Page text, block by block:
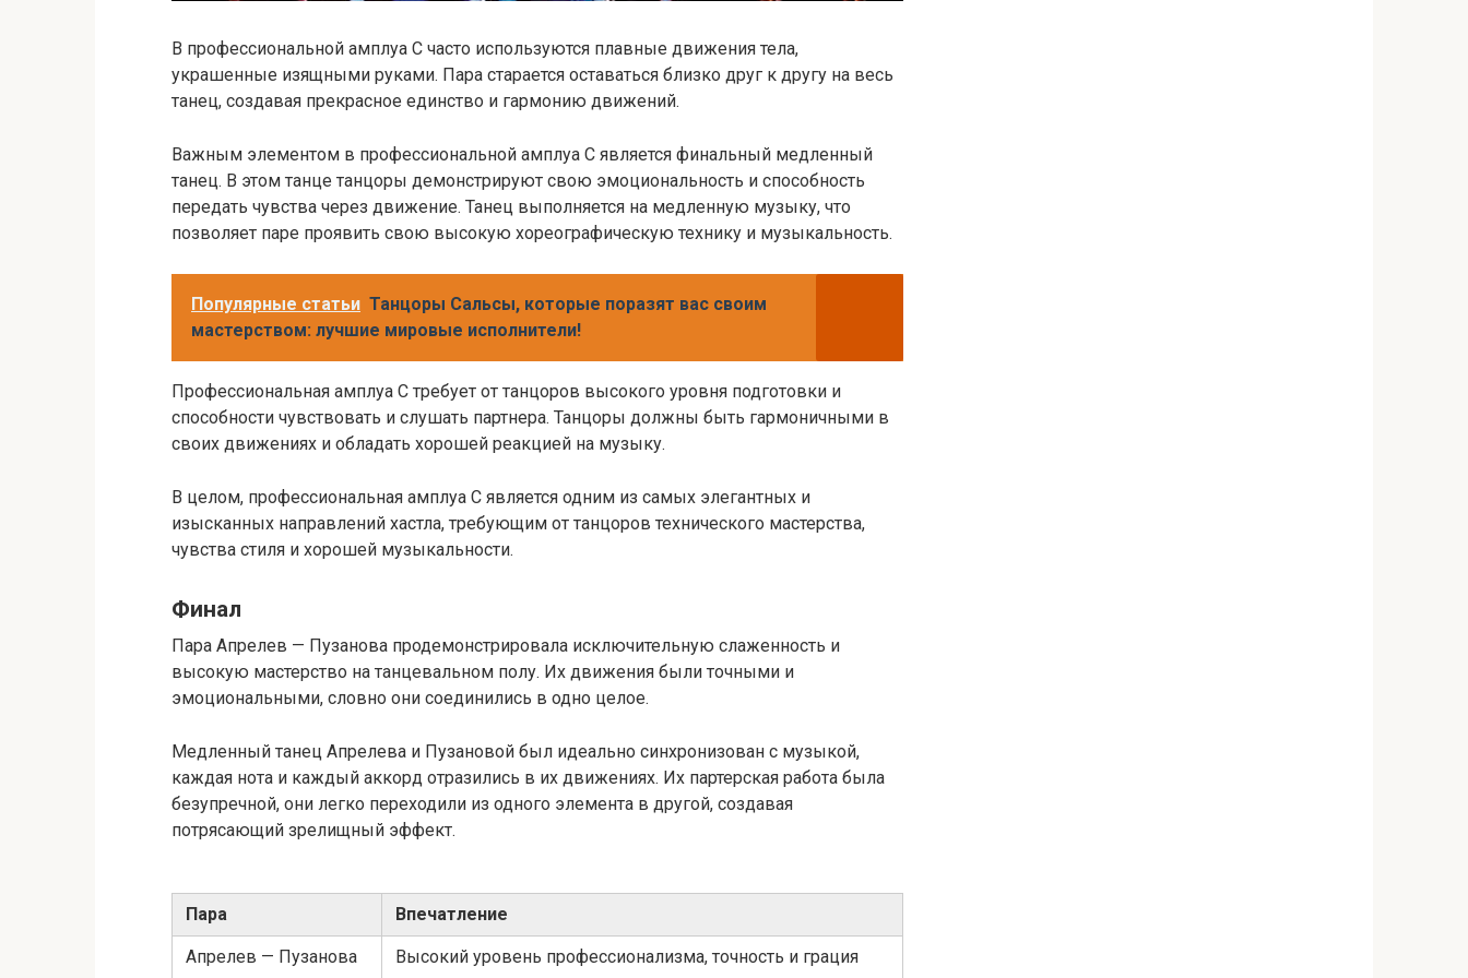
В профессиональной амплуа С часто используются плавные движения тела,
украшенные изящными руками. Пара старается оставаться близко друг к другу на весь
танец, создавая прекрасное единство и гармонию движений.
Важным элементом в профессиональной амплуа С является финальный медленный
танец. В этом танце танцоры демонстрируют свою эмоциональность и способность
передать чувства через движение. Танец выполняется на медленную музыку, что
позволяет паре проявить свою высокую хореографическую технику и музыкальность.
Популярные статьи Танцоры Сальсы, которые поразят вас своим
мастерством: лучшие мировые исполнители!
Профессиональная амплуа С требует от танцоров высокого уровня подготовки и
способности чувствовать и слушать партнера. Танцоры должны быть гармоничными в
своих движениях и обладать хорошей реакцией на музыку.
В целом, профессиональная амплуа С является одним из самых элегантных и
изысканных направлений хастла, требующим от танцоров технического мастерства,
чувства стиля и хорошей музыкальности.
Финал
Пара Апрелев — Пузанова продемонстрировала исключительную слаженность и
высокую мастерство на танцевальном полу. Их движения были точными и
эмоциональными, словно они соединились в одно целое.
Медленный танец Апрелева и Пузановой был идеально синхронизован с музыкой,
каждая нота и каждый аккорд отразились в их движениях. Их партерская работа была
безупречной, они легко переходили из одного элемента в другой, создавая
потрясающий зрелищный эффект.
Пара Впечатление
Апрелев — Пузанова Высокий уровень профессионализма, точность и грация